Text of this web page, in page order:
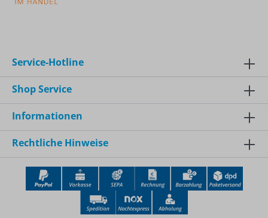
Service-Hotline
Shop Service
Informationen
Rechtliche Hinweise